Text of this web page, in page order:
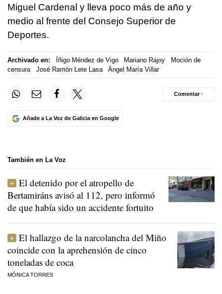
Miguel Cardenal y lleva poco más de año y
medio al frente del Consejo Superior de
Deportes.
Archivado en: Íñigo Méndez de Vigo Mariano Rajoy
Moción de
censura
José Ramón Lete Lasa Ángel María Villar
Añade a La Voz de Galicia en Google
Comentar ·
También en La Voz
El detenido por el atropello de
Bertamiráns avisó al 112, pero informó
de que había sido un accidente fortuito
El hallazgo de la narcolancha del Miño
coincide con la aprehensión de cinco
toneladas de coca
MÓNICA TORRES